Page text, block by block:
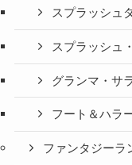
スプラッシュ
スプラッシュ
グランマ・サ
フート＆ハラ
ファンタジーラ